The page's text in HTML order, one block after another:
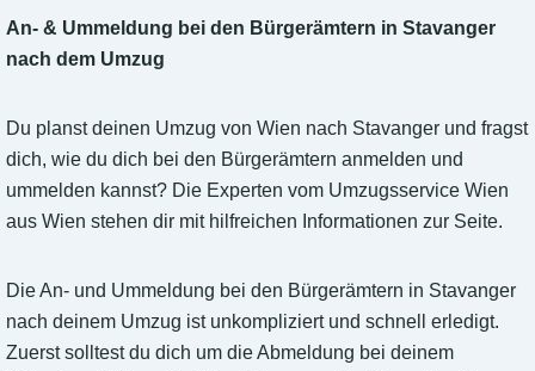
An- & Ummeldung bei den Bürgerämtern in Stavanger
nach dem Umzug
Du planst deinen Umzug von Wien nach Stavanger und fragst
dich, wie du dich bei den Bürgerämtern anmelden und
ummelden kannst? Die Experten vom Umzugsservice Wien
aus Wien stehen dir mit hilfreichen Informationen zur Seite.
Die An- und Ummeldung bei den Bürgerämtern in Stavanger
nach deinem Umzug ist unkompliziert und schnell erledigt.
Zuerst solltest du dich um die Abmeldung bei deinem